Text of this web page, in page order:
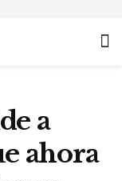
a
ahora